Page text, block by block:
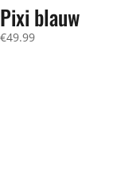
Pixi blauw
€49.99